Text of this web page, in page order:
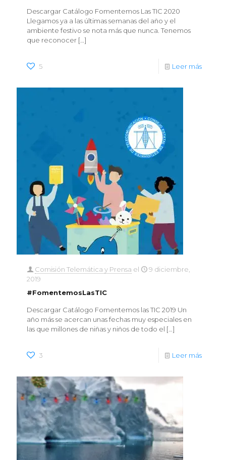
Descargar Catálogo Fomentemos Las TIC 2020
Llegamos ya a las últimas semanas del año y el
ambiente festivo se nota más que nunca. Tenemos
que reconocer […]
5 Leer más
Comisión Telemática y Prensa el
9 diciembre,
2019
#FomentemosLasTIC
Descargar Catálogo Fomentemos las TIC 2019 Un
año más se acercan unas fechas muy especiales en
las que millones de niñas y niños de todo el […]
3 Leer más